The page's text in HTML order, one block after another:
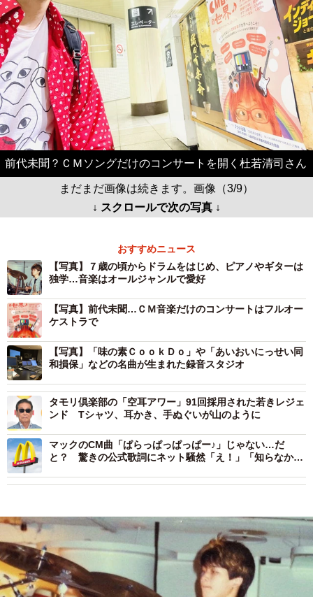
前代未聞？ＣＭソングだけのコンサートを開く杜若清司さん
まだまだ画像は続きます。画像（3/9）
↓ スクロールで次の写真 ↓
おすすめニュース
【写真】７歳の頃からドラムをはじめ、ピアノやギターは
独学…音楽はオールジャンルで愛好
【写真】前代未聞…ＣＭ音楽だけのコンサートはフルオー
ケストラで
【写真】「味の素ＣｏｏｋＤｏ」や「あいおいにっせい同
和損保」などの名曲が生まれた録音スタジオ
タモリ倶楽部の「空耳アワー」91回採用された若きレジェ
ンド Tシャツ、耳かき、手ぬぐいが山のように
マックのCM曲「ぱらっぱっぱっぱー♪」じゃない…だ
と？ 驚きの公式歌詞にネット騒然「え！」「知らなかっ